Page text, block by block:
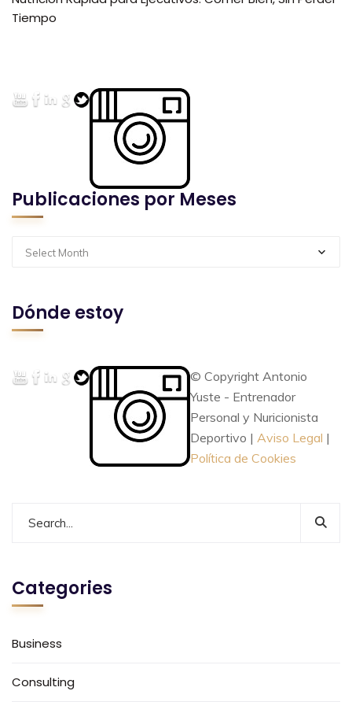
Tiempo
Publicaciones por Meses
Select Month
Dónde estoy
© Copyright Antonio
Yuste - Entrenador
Personal y Nuricionista
Deportivo | Aviso Legal |
Política de Cookies
Categories
Business
Consulting